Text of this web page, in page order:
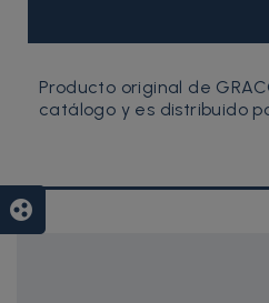
Producto original de
catálogo y es distribuido
group_work